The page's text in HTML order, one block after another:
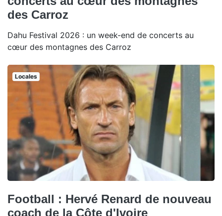
des Carroz
Dahu Festival 2026 : un week-end de concerts au
cœur des montagnes des Carroz
Locales
Football : Hervé Renard de nouveau
coach de la Côte d'Ivoire